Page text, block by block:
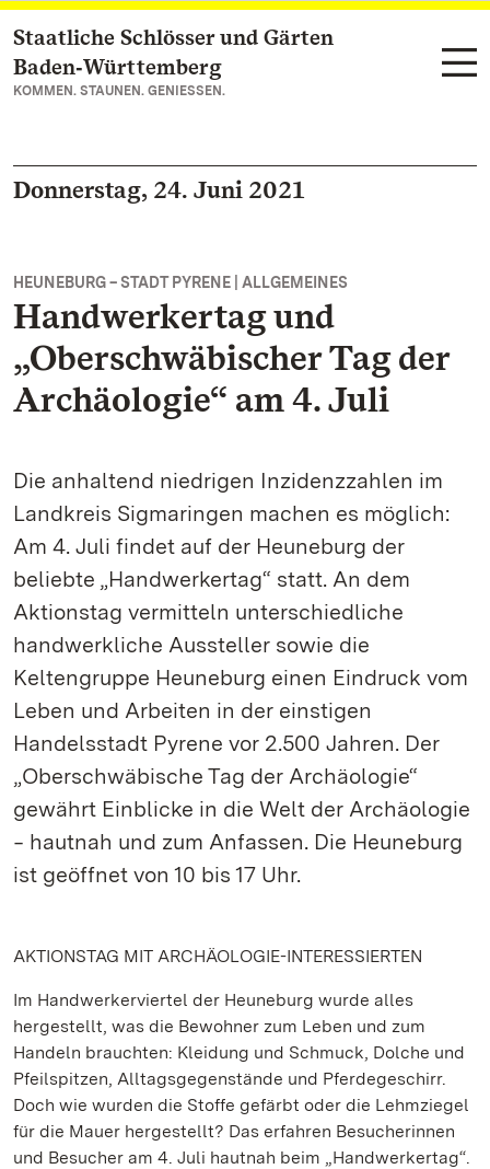
Zum Hauptinhalt springen
Staatliche Schlösser und Gärten
Baden‑Württemberg
KOMMEN. STAUNEN. GENIESSEN.
Donnerstag, 24. Juni 2021
HEUNEBURG – STADT PYRENE | ALLGEMEINES
Handwerkertag und
„Oberschwäbischer Tag der
Archäologie“ am 4. Juli
Die anhaltend niedrigen Inzidenzzahlen im
Landkreis Sigmaringen machen es möglich:
Am 4. Juli findet auf der Heuneburg der
beliebte „Handwerkertag“ statt. An dem
Aktionstag vermitteln unterschiedliche
handwerkliche Aussteller sowie die
Keltengruppe Heuneburg einen Eindruck vom
Leben und Arbeiten in der einstigen
Handelsstadt Pyrene vor 2.500 Jahren. Der
„Oberschwäbische Tag der Archäologie“
gewährt Einblicke in die Welt der Archäologie
‒ hautnah und zum Anfassen. Die Heuneburg
ist geöffnet von 10 bis 17 Uhr.
AKTIONSTAG MIT ARCHÄOLOGIE-INTERESSIERTEN
Im Handwerkerviertel der Heuneburg wurde alles
hergestellt, was die Bewohner zum Leben und zum
Handeln brauchten: Kleidung und Schmuck, Dolche und
Pfeilspitzen, Alltagsgegenstände und Pferdegeschirr.
Doch wie wurden die Stoffe gefärbt oder die Lehmziegel
für die Mauer hergestellt? Das erfahren Besucherinnen
und Besucher am 4. Juli hautnah beim „Handwerkertag“.